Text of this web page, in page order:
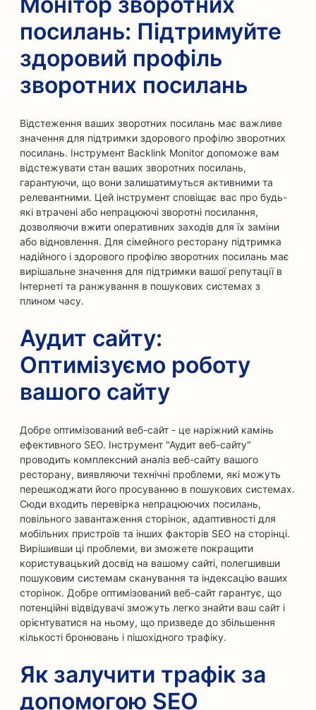
посилань: Підтримуйте
здоровий профіль
зворотних посилань
Відстеження ваших зворотних посилань має важливе
значення для підтримки здорового профілю зворотних
посилань. Інструмент Backlink Monitor допоможе вам
відстежувати стан ваших зворотних посилань,
гарантуючи, що вони залишатимуться активними та
релевантними. Цей інструмент сповіщає вас про будь-
які втрачені або непрацюючі зворотні посилання,
дозволяючи вжити оперативних заходів для їх заміни
або відновлення. Для сімейного ресторану підтримка
надійного і здорового профілю зворотних посилань має
вирішальне значення для підтримки вашої репутації в
Інтернеті та ранжування в пошукових системах з
плином часу.
Аудит сайту:
Оптимізуємо роботу
вашого сайту
Добре оптимізований веб-сайт - це наріжний камінь
ефективного SEO. Інструмент "Аудит веб-сайту"
проводить комплексний аналіз веб-сайту вашого
ресторану, виявляючи технічні проблеми, які можуть
перешкоджати його просуванню в пошукових системах.
Сюди входить перевірка непрацюючих посилань,
повільного завантаження сторінок, адаптивності для
мобільних пристроїв та інших факторів SEO на сторінці.
Вирішивши ці проблеми, ви зможете покращити
користувацький досвід на вашому сайті, полегшивши
пошуковим системам сканування та індексацію ваших
сторінок. Добре оптимізований веб-сайт гарантує, що
потенційні відвідувачі зможуть легко знайти ваш сайт і
орієнтуватися на ньому, що призведе до збільшення
кількості бронювань і пішохідного трафіку.
Як залучити трафік за
допомогою SEO